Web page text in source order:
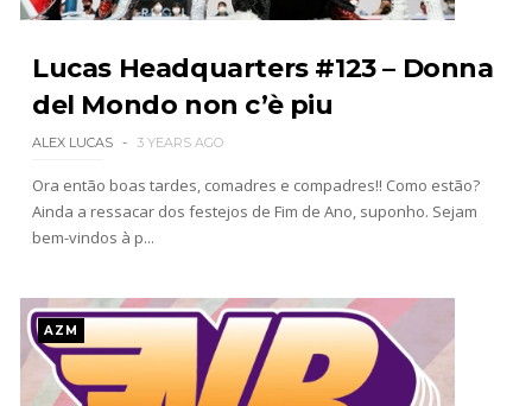
WWE: Nikki Bella não quer continuar na WWE
sem Brie Bella
SCSA867-Aug 07 2026
AEW: Samoa Joe faz tease de regresso no All In
SCSA867 -Aug 07 2026
WWE: Possível adversário de Roman Reigns no
Lucas Headquarters #123 – Donna
del Mondo non c’è piu
ALEX LUCAS 3 YEARS AGO
Ora então boas tardes, comadres e compadres!! Como estão?
Ainda a ressacar dos festejos de Fim de Ano, suponho. Sejam
bem-vindos à p...
AZM